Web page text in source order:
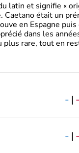
latin et signifie «
Caetano était un
en Espagne
dans les
plus rare, tout en
- | -
- | -